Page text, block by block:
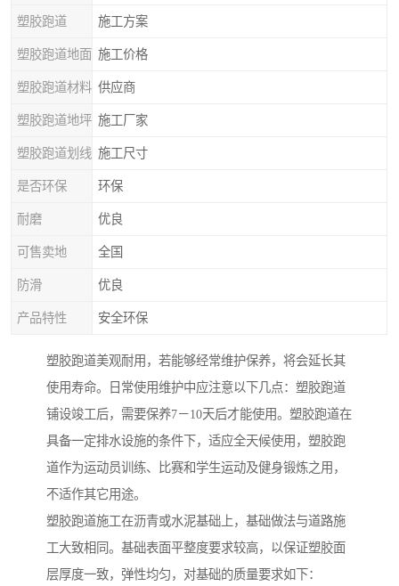
塑胶跑道 施工方案
塑胶跑道地面 施工价格
塑胶跑道材料 供应商
塑胶跑道地坪 施工厂家
塑胶跑道划线 施工尺寸
是否环保 环保
耐磨 优良
可售卖地 全国
防滑 优良
产品特性 安全环保
塑胶跑道美观耐用，若能够经常维护保养，将会延长其
使用寿命。日常使用维护中应注意以下几点：塑胶跑道
铺设竣工后，需要保养7－10天后才能使用。塑胶跑道在
具备一定排水设施的条件下，适应全天候使用，塑胶跑
道作为运动员训练、比赛和学生运动及健身锻炼之用，
不适作其它用途。
塑胶跑道施工在沥青或水泥基础上，基础做法与道路施
工大致相同。基础表面平整度要求较高，以保证塑胶面
层厚度一致，弹性均匀，对基础的质量要求如下：